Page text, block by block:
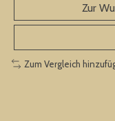
Zur
Zum Vergleich